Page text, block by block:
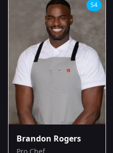
S4
Brandon Rogers